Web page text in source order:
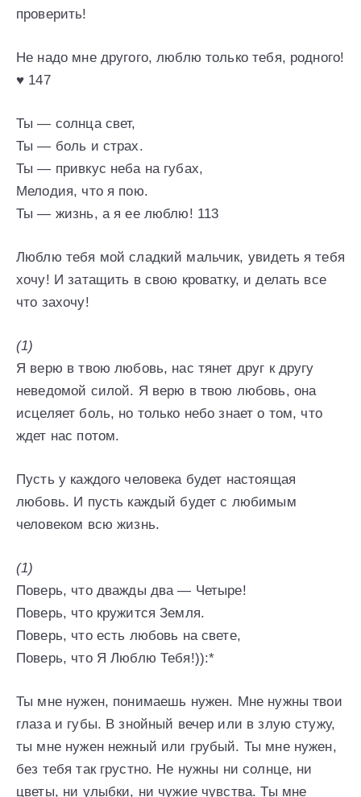
проверить!
Не надо мне другого, люблю только тебя, родного!
♥ 147
Ты — солнца свет,
Ты — боль и страх.
Ты — привкус неба на губах,
Мелодия, что я пою.
Ты — жизнь, а я ее люблю! 113
Люблю тебя мой сладкий мальчик, увидеть я тебя
хочу! И затащить в свою кроватку, и делать все
что захочу!
(1)
Я верю в твою любовь, нас тянет друг к другу
неведомой силой. Я верю в твою любовь, она
исцеляет боль, но только небо знает о том, что
ждет нас потом.
Пусть у каждого человека будет настоящая
любовь. И пусть каждый будет с любимым
человеком всю жизнь.
(1)
Поверь, что дважды два — Четыре!
Поверь, что кружится Земля.
Поверь, что есть любовь на свете,
Поверь, что Я Люблю Тебя!)):*
Ты мне нужен, понимаешь нужен. Мне нужны твои
глаза и губы. В знойный вечер или в злую стужу,
ты мне нужен нежный или грубый. Ты мне нужен,
без тебя так грустно. Не нужны ни солнце, ни
цветы, ни улыбки, ни чужие чувства. Ты мне